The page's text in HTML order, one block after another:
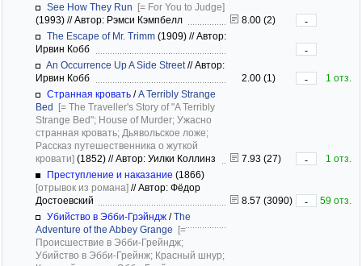
See How They Run [= For You to Judge]
(1993) //Автор: Рэмси Кэмпбелл 8.00 (2)
-
The Escape of Mr. Trimm (1909) //Автор:
Ирвин Кобб
-
An Occurrence Up A Side Street //Автор:
Ирвин Кобб
2.00 (1) -
1 отз.
Странная кровать /A Terribly Strange
Bed [= The Traveller's Story of "A Terribly
Strange Bed"; House of Murder; Ужасно
странная кровать; Дьявольское ложе;
Рассказ путешественника о жуткой
кровати] (1852) //Автор: Уилки Коллинз 7.93 (27) -
1 отз.
Преступление и наказание (1866)
[отрывок из романа] //Автор: Фёдор
Достоевский
8.57 (3090) -
59 отз.
Убийство в Эбби-Грэйндж /The
Adventure of the Abbey Grange [=
Происшествие в Эбби-Грейндж;
Убийство в Эбби-Грейнж; Красный шнур;